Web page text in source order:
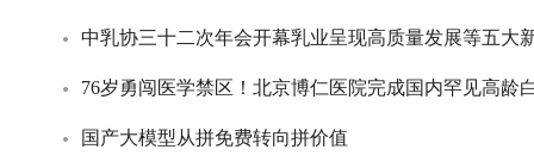
中乳协三十二次年会开幕乳业呈现高质量发展等五大
76岁勇闯医学禁区！北京博仁医院完成国内罕见高龄
国产大模型从拼免费转向拼价值